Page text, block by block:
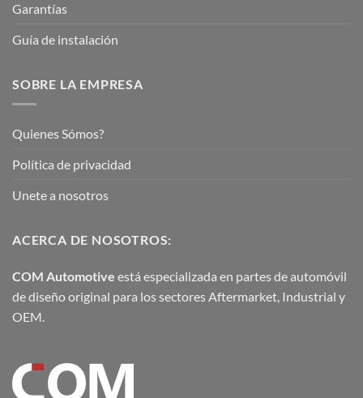
Garantías
Guía de instalación
SOBRE LA EMPRESA
Quienes Sómos?
Política de privacidad
Unete a nosotros
ACERCA DE NOSOTROS:
COM Automotive está especializada en partes de automóvil
de diseño original para los sectores Aftermarket, Industrial y
OEM.